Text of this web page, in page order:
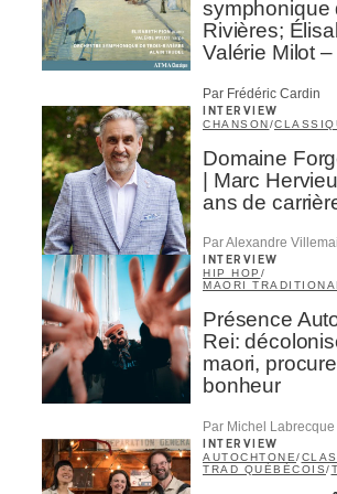
symphonique
Rivières;
Valérie Milot –
Par Frédéric Cardin
INTERVIEW
CHANSON/
Domaine
| Marc
ans de
Par Alexandre
INTERVIEW
HIP HOP /
MAORI
Présence
Rei:
maori,
bonheur
Par Michel Labrecque
INTERVIEW
AUTOCHTONE/
TRAD QUÉBÉCOIS/